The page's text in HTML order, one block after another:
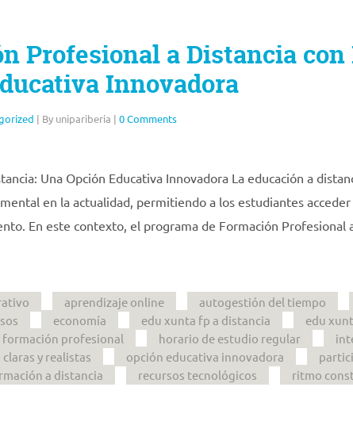
Profesional a Distancia con
Innovadora
| By unipariberia | 0 Comments
Una Opción Educativa Innovadora La educación a
en la actualidad, permitiendo a los estudiantes
En este contexto, el programa de Formación Profesional
aprendizaje online autogestión del tiempo
economía edu xunta fp a distancia edu
formación profesional horario de estudio regular
claras y realistas opción educativa innovadora
a distancia
recursos tecnológicos ritmo